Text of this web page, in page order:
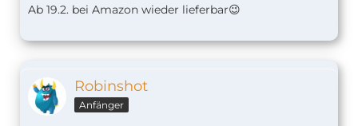
Ab 19.2. bei Amazon wieder lieferbar😉
Robinshot
Anfänger